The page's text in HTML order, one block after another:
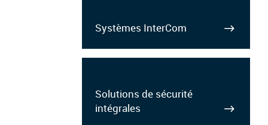
Systèmes InterCom
Solutions de sécurité
intégrales